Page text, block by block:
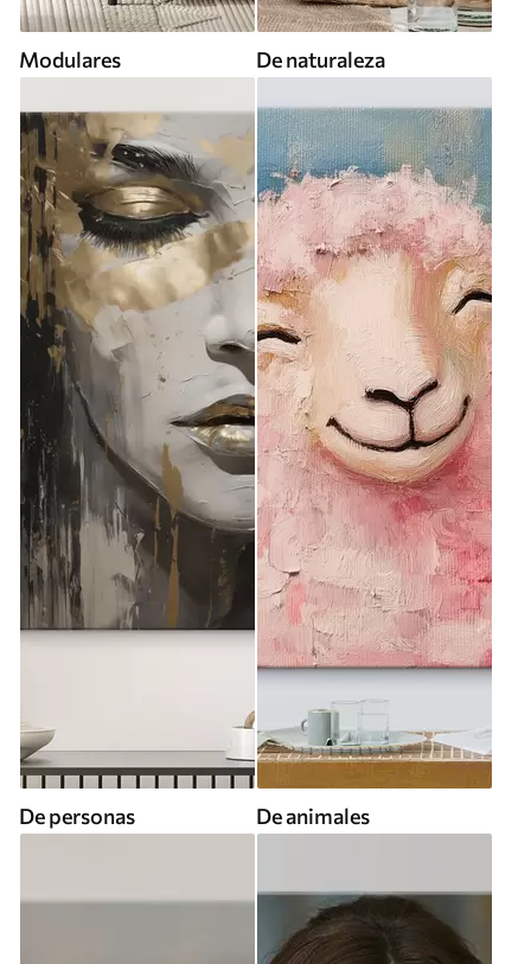
Modulares De naturaleza
De personas De animales